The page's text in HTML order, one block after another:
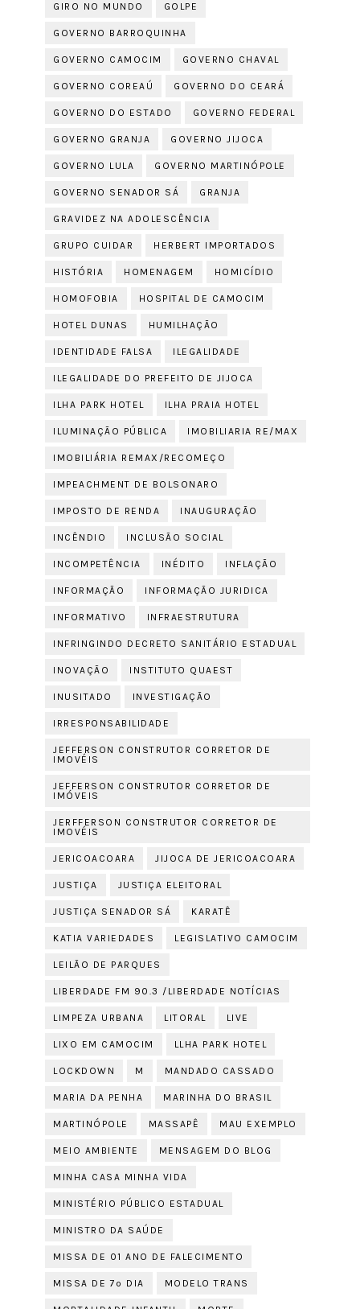
GIRO NO MUNDO GOLPE
GOVERNO BARROQUINHA
GOVERNO CAMOCIM GOVERNO CHAVAL
GOVERNO COREAÚ GOVERNO DO CEARÁ
GOVERNO DO ESTADO GOVERNO FEDERAL
GOVERNO GRANJA GOVERNO JIJOCA
GOVERNO LULA GOVERNO MARTINÓPOLE
GOVERNO SENADOR SÁ GRANJA
GRAVIDEZ NA ADOLESCÊNCIA
GRUPO CUIDAR HERBERT IMPORTADOS
HISTÓRIA HOMENAGEM HOMICÍDIO
HOMOFOBIA HOSPITAL DE CAMOCIM
HOTEL DUNAS HUMILHAÇÃO
IDENTIDADE FALSA ILEGALIDADE
ILEGALIDADE DO PREFEITO DE JIJOCA
ILHA PARK HOTEL ILHA PRAIA HOTEL
ILUMINAÇÃO PÚBLICA IMOBILIARIA RE/MAX
IMOBILIÁRIA REMAX/RECOMEÇO
IMPEACHMENT DE BOLSONARO
IMPOSTO DE RENDA INAUGURAÇÃO
INCÊNDIO INCLUSÃO SOCIAL
INCOMPETÊNCIA INÉDITO INFLAÇÃO
INFORMAÇÃO INFORMAÇÃO JURIDICA
INFORMATIVO INFRAESTRUTURA
INFRINGINDO DECRETO SANITÁRIO ESTADUAL
INOVAÇÃO INSTITUTO QUAEST
INUSITADO INVESTIGAÇÃO
IRRESPONSABILIDADE
JEFFERSON CONSTRUTOR CORRETOR DE
IMOVÉIS
JEFFERSON CONSTRUTOR CORRETOR DE
IMÓVEIS
JERFFERSON CONSTRUTOR CORRETOR DE
IMOVÉIS
JERICOACOARA JIJOCA DE JERICOACOARA
JUSTIÇA JUSTIÇA ELEITORAL
JUSTIÇA SENADOR SÁ KARATÊ
KATIA VARIEDADES LEGISLATIVO CAMOCIM
LEILÃO DE PARQUES
LIBERDADE FM 90.3 /LIBERDADE NOTÍCIAS
LIMPEZA URBANA LITORAL LIVE
LIXO EM CAMOCIM LLHA PARK HOTEL
LOCKDOWN M MANDADO CASSADO
MARIA DA PENHA MARINHA DO BRASIL
MARTINÓPOLE MASSAPÊ MAU EXEMPLO
MEIO AMBIENTE MENSAGEM DO BLOG
MINHA CASA MINHA VIDA
MINISTÉRIO PÚBLICO ESTADUAL
MINISTRO DA SAÚDE
MISSA DE 01 ANO DE FALECIMENTO
MISSA DE 7º DIA MODELO TRANS